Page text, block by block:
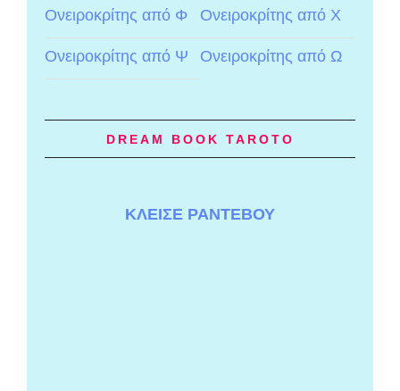
Ονειροκρίτης από Φ Ονειροκρίτης από Χ
Ονειροκρίτης από Ψ Ονειροκρίτης από Ω
DREAM BOOK TAROTO
ΚΛΕΙΣΕ ΡΑΝΤΕΒΟΥ